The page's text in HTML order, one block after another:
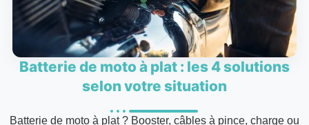
Batterie de moto à plat : les 4 solutions
selon votre situation
Batterie de moto à plat ? Booster, câbles à pince, charge ou